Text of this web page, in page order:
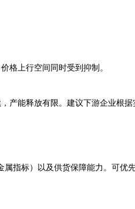
格上行空间同时受到抑制。
产能释放有限。建议下游企业根据
指标）以及供货保障能力。可优